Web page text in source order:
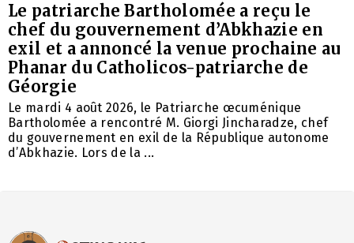
Le patriarche Bartholomée a reçu le
chef du gouvernement d’Abkhazie en
exil et a annoncé la venue prochaine au
Phanar du Catholicos-patriarche de
Géorgie
Le mardi 4 août 2026, le Patriarche œcuménique
Bartholomée a rencontré M. Giorgi Jincharadze, chef
du gouvernement en exil de la République autonome
d’Abkhazie. Lors de la ...